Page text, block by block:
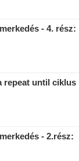
- 4. rész:
repeat until ciklus
- 2.rész: